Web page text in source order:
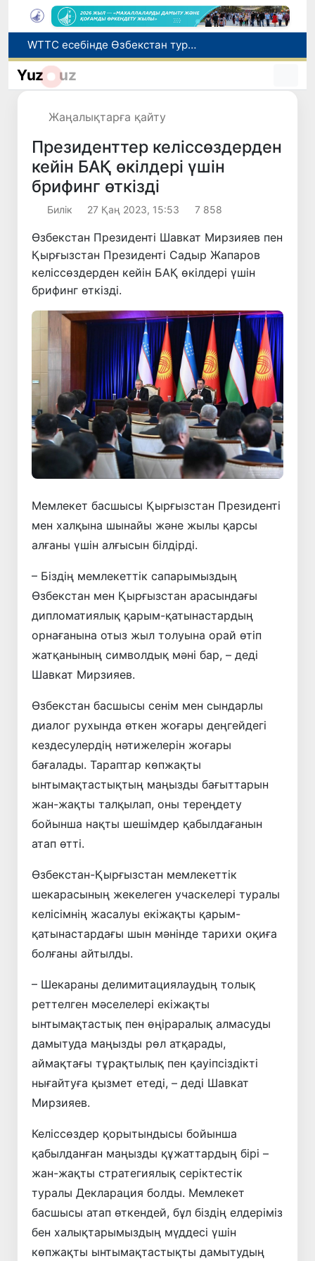
WTTC есебінде Өзбекстан туризмнің өсу қарқыны бойынша Орталық Азияда бірінші орынға шықты
Мүмкіндігі шектеулі талапкерлерге қабылдау емтихандарында қосымша уақыт беріледі
Беларусьтен Өзбекстанға екінші тікелей жүк пойызы жөнелтілді
Yuz uz
Жаңалықтарға қайту
Президенттер келіссөздерден
кейін БАҚ өкілдері үшін
брифинг өткізді
Билік 27 Қаң 2023, 15:53 7 858
Өзбекстан Президенті Шавкат Мирзияев пен
Қырғызстан Президенті Садыр Жапаров
келіссөздерден кейін БАҚ өкілдері үшін
брифинг өткізді.
Мемлекет басшысы Қырғызстан Президенті
мен халқына шынайы және жылы қарсы
алғаны үшін алғысын білдірді.
– Біздің мемлекеттік сапарымыздың
Өзбекстан мен Қырғызстан арасындағы
дипломатиялық қарым-қатынастардың
орнағанына отыз жыл толуына орай өтіп
жатқанының символдық мәні бар, – деді
Шавкат Мирзияев.
Өзбекстан басшысы сенім мен сындарлы
диалог рухында өткен жоғары деңгейдегі
кездесулердің нәтижелерін жоғары
бағалады. Тараптар көпжақты
ынтымақтастықтың маңызды бағыттарын
жан-жақты талқылап, оны тереңдету
бойынша нақты шешімдер қабылдағанын
атап өтті.
Өзбекстан-Қырғызстан мемлекеттік
шекарасының жекелеген учаскелері туралы
келісімнің жасалуы екіжақты қарым-
қатынастардағы шын мәнінде тарихи оқиға
болғаны айтылды.
– Шекараны делимитациялаудың толық
реттелген мәселелері екіжақты
ынтымақтастық пен өңіраралық алмасуды
дамытуда маңызды рөл атқарады,
аймақтағы тұрақтылық пен қауіпсіздікті
нығайтуға қызмет етеді, – деді Шавкат
Мирзияев.
Келіссөздер қорытындысы бойынша
қабылданған маңызды құжаттардың бірі –
жан-жақты стратегиялық серіктестік
туралы Декларация болды. Мемлекет
басшысы атап өткендей, бұл біздің елдеріміз
бен халықтарымыздың мүддесі үшін
көпжақты ынтымақтастықты дамытудың